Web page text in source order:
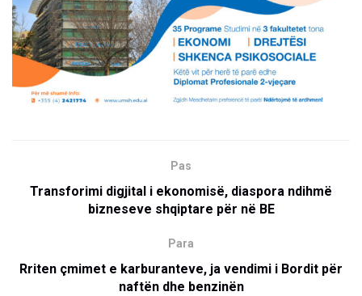
Pas
Transforimi digjital i ekonomisë, diaspora ndihmë
bizneseve shqiptare për në BE
Para
Rriten çmimet e karburanteve, ja vendimi i Bordit për
naftën dhe benzinën